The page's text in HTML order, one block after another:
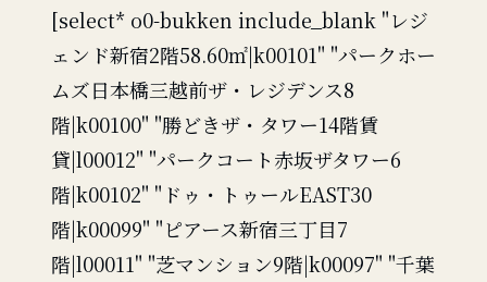
[select* o0-bukken include_blank "レジ
ェンド新宿2階58.60㎡|k00101" "パークホー
ムズ日本橋三越前ザ・レジデンス8
階|k00100" "勝どきザ・タワー14階賃
貸|l00012" "パークコート赤坂ザタワー6
階|k00102" "ドゥ・トゥールEAST30
階|k00099" "ピアース新宿三丁目7
階|l00011" "芝マンション9階|k00097" "千葉